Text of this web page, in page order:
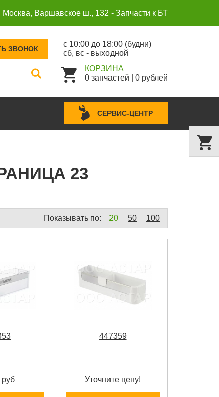
Москва, Варшавское ш., 132 - Запчасти к БТ
ЗВОНОК
с 10:00 до 18:00 (будни)
сб, вс - выходной
КОРЗИНА
0 запчастей 0 рублей
СЕРВИС-ЦЕНТР
23
Показывать по: 20 50 100
447359
Уточните цену!